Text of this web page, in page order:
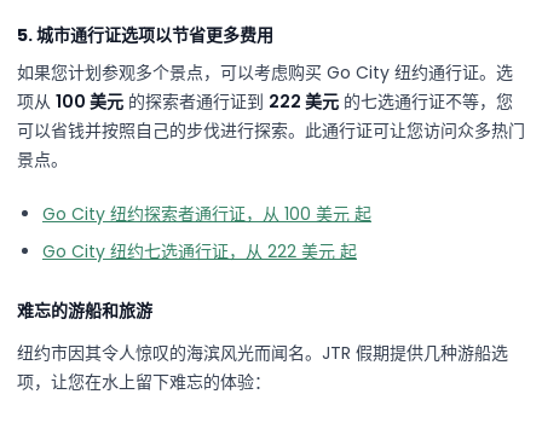
5. 城市通行证选项以节省更多费用
如果您计划参观多个景点，可以考虑购买 Go City 纽约通行证。选
项从 100 美元 的探索者通行证到 222 美元 的七选通行证不等，您
可以省钱并按照自己的步伐进行探索。此通行证可让您访问众多热门
景点。
Go City 纽约探索者通行证，从 100 美元 起
Go City 纽约七选通行证，从 222 美元 起
难忘的游船和旅游
纽约市因其令人惊叹的海滨风光而闻名。JTR 假期提供几种游船选
项，让您在水上留下难忘的体验：